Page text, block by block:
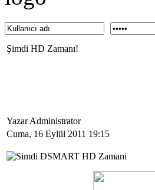
Şimdi HD Zamanı!
Yazar Administrator
Cuma, 16 Eylül 2011 19:15